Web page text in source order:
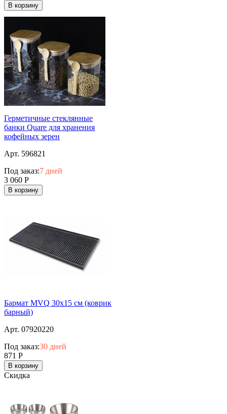
В корзину
Герметичные стеклянные
банки Quare для хранения
кофейных зерен
Арт. 596821
Под заказ:7 дней
3 060 Р
В корзину
Бармат MVQ 30х15 см (коврик
барный)
Арт. 07920220
Под заказ:30 дней
871 Р
В корзину
Скидка